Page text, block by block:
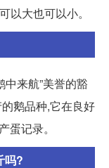
以大也可以小。
来航”美誉的豁
鹅品种,它在良好
蛋记录。
吗?